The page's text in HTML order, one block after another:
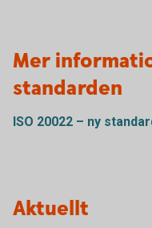
Mer
standarden
ISO 20022 – ny
Aktuellt